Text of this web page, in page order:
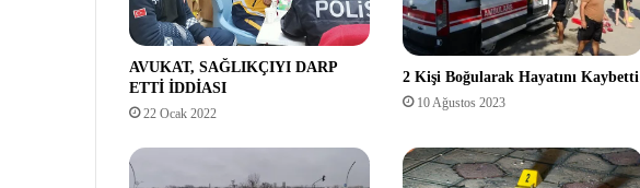
AVUKAT, SAĞLIKÇIYI DARP
ETTİ İDDİASI
22 Ocak 2022
2 Kişi Boğularak Hayatını Kaybetti
10 Ağustos 2023